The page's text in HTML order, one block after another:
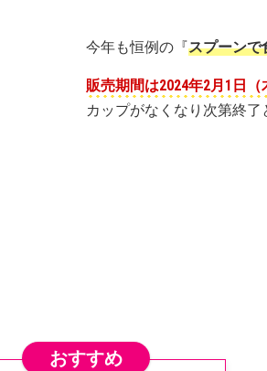
今年も恒例の『スプーンで
販売期間は2024年2月1日（
カップがなくなり次第終了
おすすめ